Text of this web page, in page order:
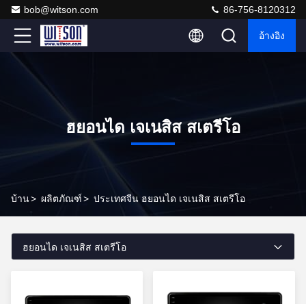
bob@witson.com 86-756-8120312
อ้างอิง
ฮยอนได เจเนสิส สเตรีโอ
บ้าน> ผลิตภัณฑ์> ประเทศจีน ฮยอนได เจเนสิส สเตรีโอ
ฮยอนได เจเนสิส สเตรีโอ